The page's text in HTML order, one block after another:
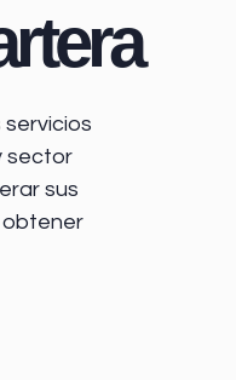
servicios
sector
sus
obtener